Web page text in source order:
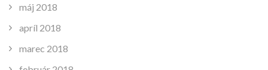
máj 2018
apríl 2018
marec 2018